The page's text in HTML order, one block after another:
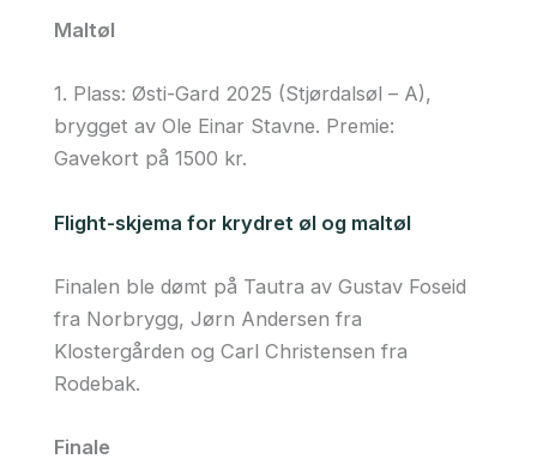
Maltøl
1. Plass: Østi-Gard 2025 (Stjørdalsøl – A),
brygget av Ole Einar Stavne. Premie:
Gavekort på 1500 kr.
Flight-skjema for krydret øl og maltøl
Finalen ble dømt på Tautra av Gustav Foseid
fra Norbrygg, Jørn Andersen fra
Klostergården og Carl Christensen fra
Rodebak.
Finale